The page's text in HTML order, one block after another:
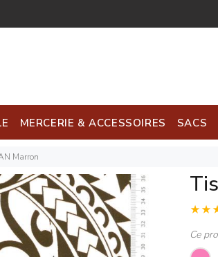
MERCERIE & ACCESSOIRES SACS
Marron
Ce